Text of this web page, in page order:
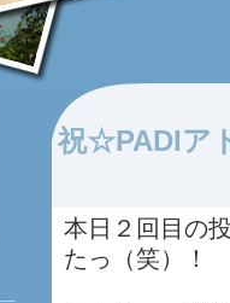
祝☆PADIア
本日２回目の
たっ（笑）！